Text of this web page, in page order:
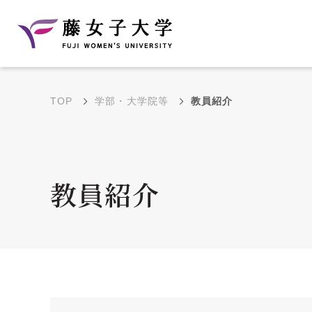
学部・学科の教育目的
大学院の教育目的
TOP 学部・大学院等 教員紹介
教員紹介